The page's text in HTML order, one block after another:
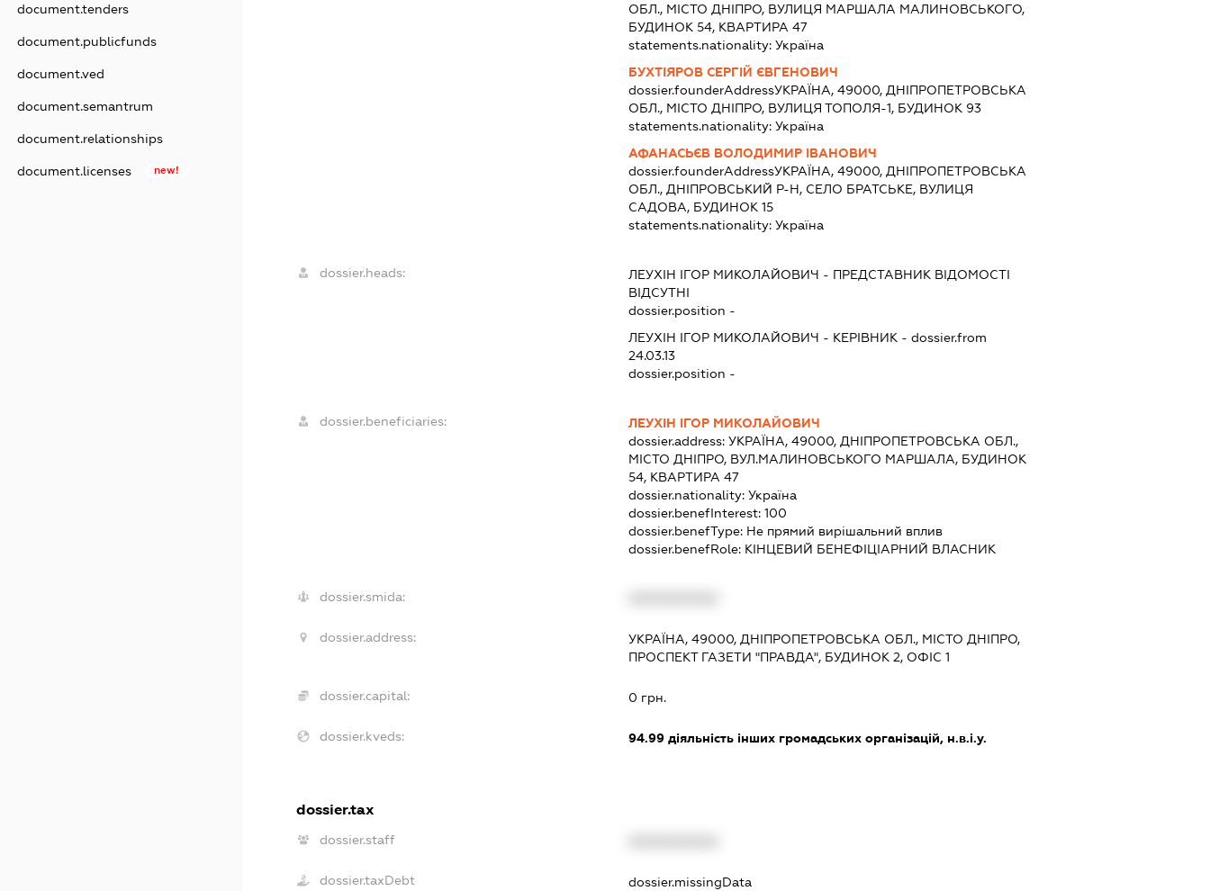
document.tenders
document.publicfunds
document.ved
document.semantrum
document.relationships
document.licenses new!
ОБЛ., МІСТО ДНІПРО, ВУЛИЦЯ МАРШАЛА МАЛИНОВСЬКОГО,
БУДИНОК 54, КВАРТИРА 47
statements.nationality:Україна
БУХТІЯРОВ СЕРГІЙ ЄВГЕНОВИЧ
dossier.founderAddressУКРАЇНА, 49000, ДНІПРОПЕТРОВСЬКА
ОБЛ., МІСТО ДНІПРО, ВУЛИЦЯ ТОПОЛЯ-1, БУДИНОК 93
statements.nationality:Україна
АФАНАСЬЄВ ВОЛОДИМИР ІВАНОВИЧ
dossier.founderAddressУКРАЇНА, 49000, ДНІПРОПЕТРОВСЬКА
ОБЛ., ДНІПРОВСЬКИЙ Р-Н, СЕЛО БРАТСЬКЕ, ВУЛИЦЯ
САДОВА, БУДИНОК 15
statements.nationality:Україна
dossier.heads: ЛЕУХІН ІГОР МИКОЛАЙОВИЧ - ПРЕДСТАВНИК ВІДОМОСТІ
ВІДСУТНІ
dossier.position -
ЛЕУХІН ІГОР МИКОЛАЙОВИЧ - КЕРІВНИК - dossier.from
24.03.13
dossier.position -
dossier.beneficiaries:
ЛЕУХІН ІГОР МИКОЛАЙОВИЧ
dossier.address:УКРАЇНА, 49000, ДНІПРОПЕТРОВСЬКА ОБЛ.,
МІСТО ДНІПРО, ВУЛ.МАЛИНОВСЬКОГО МАРШАЛА, БУДИНОК
54, КВАРТИРА 47
dossier.nationality:Україна
dossier.benefInterest:100
dossier.benefType: Не прямий вирішальний вплив
dossier.benefRole: КІНЦЕВИЙ БЕНЕФІЦІАРНИЙ ВЛАСНИК
dossier.smida:
dossier.address:
УКРАЇНА, 49000, ДНІПРОПЕТРОВСЬКА ОБЛ., МІСТО ДНІПРО,
ПРОСПЕКТ ГАЗЕТИ "ПРАВДА", БУДИНОК 2, ОФІС 1
dossier.capital: 0 грн.
dossier.kveds: 94.99 діяльність інших громадських організацій, н.в.і.у.
dossier.tax
dossier.staff
dossier.taxDebt dossier.missingData